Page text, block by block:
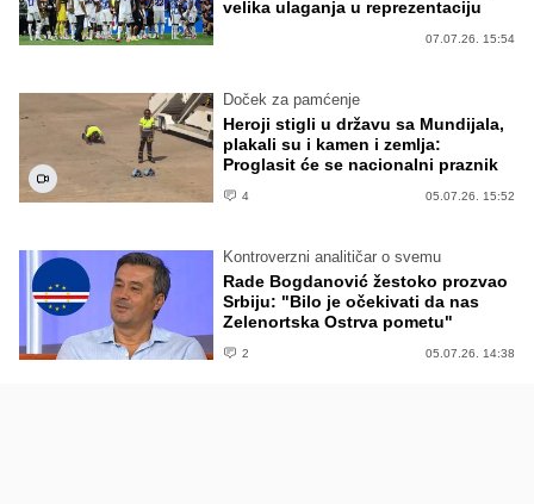
velika ulaganja u reprezentaciju
07.07.26. 15:54
Doček za pamćenje
Heroji stigli u državu sa Mundijala,
plakali su i kamen i zemlja:
Proglasit će se nacionalni praznik
4 05.07.26. 15:52
Kontroverzni analitičar o svemu
Rade Bogdanović žestoko prozvao
Srbiju: "Bilo je očekivati da nas
Zelenortska Ostrva pometu"
2 05.07.26. 14:38